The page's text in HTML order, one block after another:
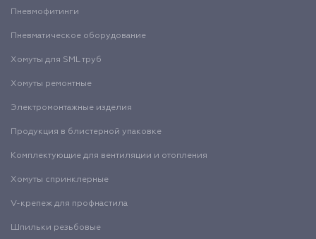
Пневмофитинги
Пневматическое оборудование
Хомуты для SML труб
Хомуты ремонтные
Электромонтажные изделия
Продукция в блистерной упаковке
Комплектующие для вентиляции и отопления
Хомуты спринклерные
V-крепеж для профнастила
Шпильки резьбовые